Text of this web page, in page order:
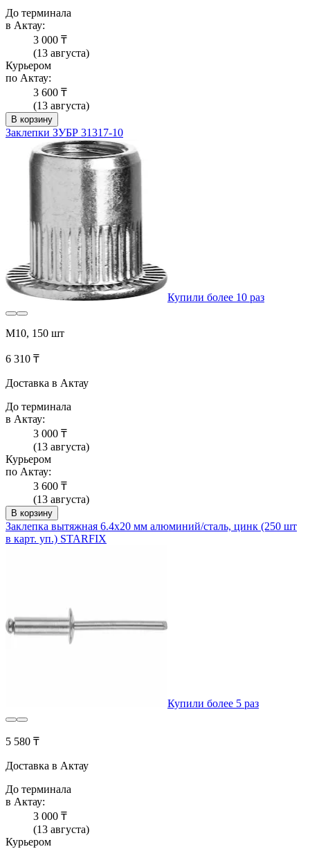
До терминала
в Актау:
3 000 ₸
(13 августа)
Курьером
по Актау:
3 600 ₸
(13 августа)
В корзину
Заклепки ЗУБР 31317-10
Купили более 10 раз
М10, 150 шт
6 310 ₸
Доставка в Актау
До терминала
в Актау:
3 000 ₸
(13 августа)
Курьером
по Актау:
3 600 ₸
(13 августа)
В корзину
Заклепка вытяжная 6.4х20 мм алюминий/сталь, цинк (250 шт
в карт. уп.) STARFIX
Купили более 5 раз
5 580 ₸
Доставка в Актау
До терминала
в Актау:
3 000 ₸
(13 августа)
Курьером